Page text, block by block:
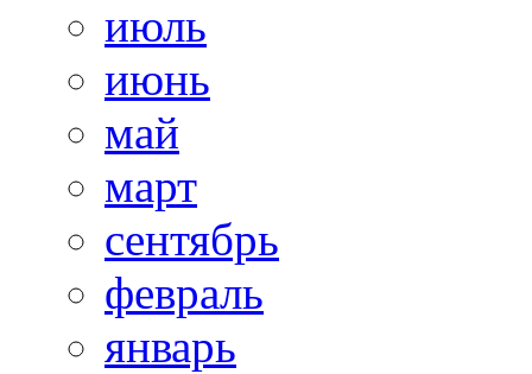
июль
июнь
май
март
сентябрь
февраль
январь